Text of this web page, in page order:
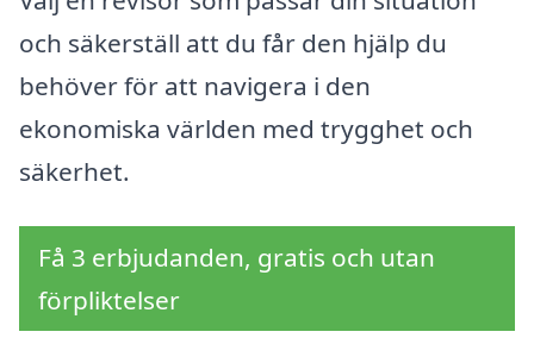
och säkerställ att du får den hjälp du
behöver för att navigera i den
ekonomiska världen med trygghet och
säkerhet.
Få 3 erbjudanden, gratis och utan
förpliktelser